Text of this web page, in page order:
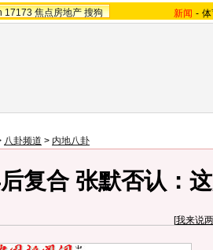
17173 焦点房地产 搜狗 新闻 -
八卦频道 > 内地八卦
复合 张默否认：
[我来说